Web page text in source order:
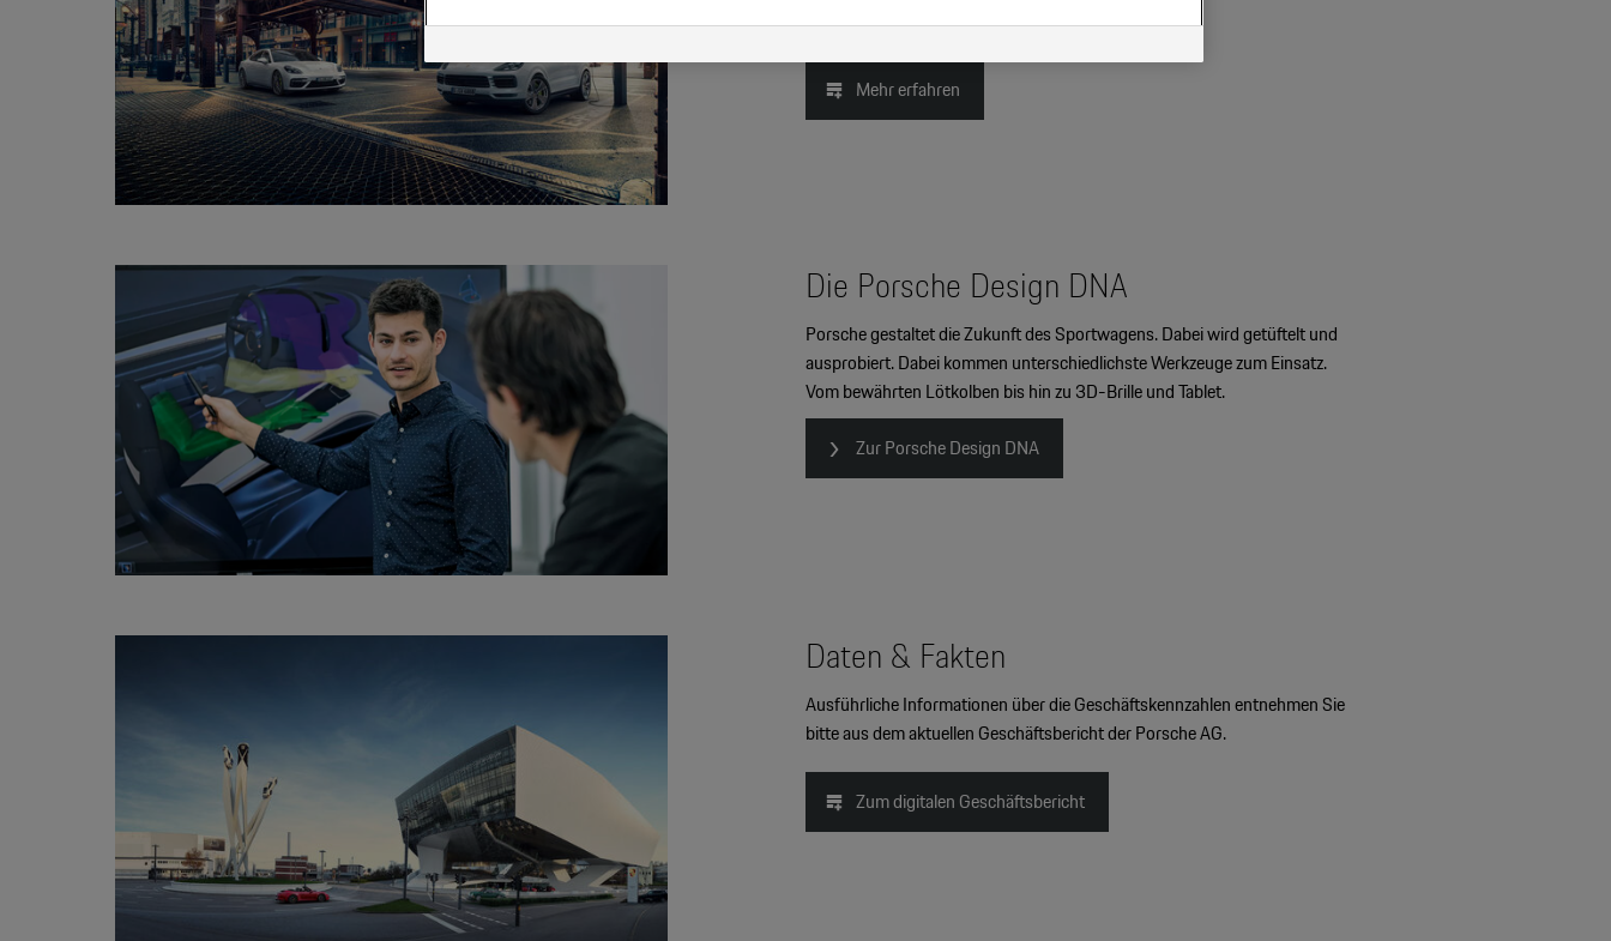
Unternehmensziel.
Mehr erfahren
Die Porsche Design DNA
Porsche gestaltet die Zukunft des Sportwagens. Dabei wird getüftelt und
ausprobiert. Dabei kommen unterschiedlichste Werkzeuge zum Einsatz.
Vom bewährten Lötkolben bis hin zu 3D-Brille und Tablet.
Zur Porsche Design DNA
Daten & Fakten
Ausführliche Informationen über die Geschäftskennzahlen entnehmen Sie
bitte aus dem aktuellen Geschäftsbericht der Porsche AG.
Zum digitalen Geschäftsbericht